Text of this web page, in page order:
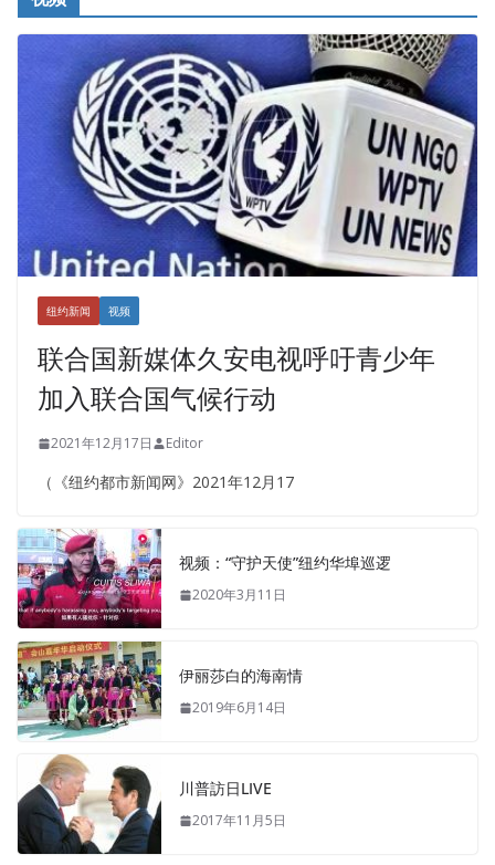
纽约新闻 视频
联合国新媒体久安电视呼吁青少年
加入联合国气候行动
2021年12月17日 Editor
（《纽约都市新闻网》2021年12月17
视频：“守护天使”纽约华埠巡逻
2020年3月11日
伊丽莎白的海南情
2019年6月14日
川普訪日LIVE
2017年11月5日